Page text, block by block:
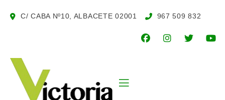
C/ CABA Nº10, ALBACETE 02001 967 509 832